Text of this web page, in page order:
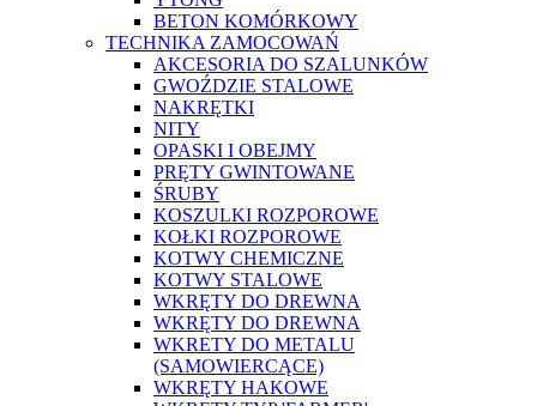
BETON KOMÓRKOWY
TECHNIKA ZAMOCOWAŃ
AKCESORIA DO SZALUNKÓW
GWOŹDZIE STALOWE
NAKRĘTKI
NITY
OPASKI I OBEJMY
PRĘTY GWINTOWANE
ŚRUBY
KOSZULKI ROZPOROWE
KOŁKI ROZPOROWE
KOTWY CHEMICZNE
KOTWY STALOWE
WKRĘTY DO DREWNA
WKRĘTY DO DREWNA
WKRETY DO METALU
(SAMOWIERCĄCE)
WKRĘTY HAKOWE